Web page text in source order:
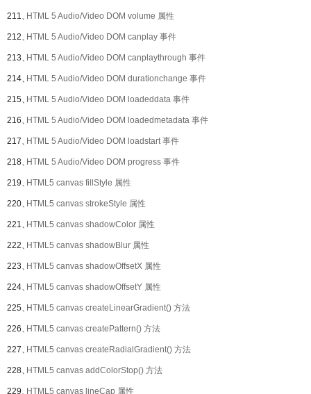
211、HTML 5 Audio/Video DOM volume 属性
212、HTML 5 Audio/Video DOM canplay 事件
213、HTML 5 Audio/Video DOM canplaythrough 事件
214、HTML 5 Audio/Video DOM durationchange 事件
215、HTML 5 Audio/Video DOM loadeddata 事件
216、HTML 5 Audio/Video DOM loadedmetadata 事件
217、HTML 5 Audio/Video DOM loadstart 事件
218、HTML 5 Audio/Video DOM progress 事件
219、HTML5 canvas fillStyle 属性
220、HTML5 canvas strokeStyle 属性
221、HTML5 canvas shadowColor 属性
222、HTML5 canvas shadowBlur 属性
223、HTML5 canvas shadowOffsetX 属性
224、HTML5 canvas shadowOffsetY 属性
225、HTML5 canvas createLinearGradient() 方法
226、HTML5 canvas createPattern() 方法
227、HTML5 canvas createRadialGradient() 方法
228、HTML5 canvas addColorStop() 方法
229、HTML5 canvas lineCap 属性